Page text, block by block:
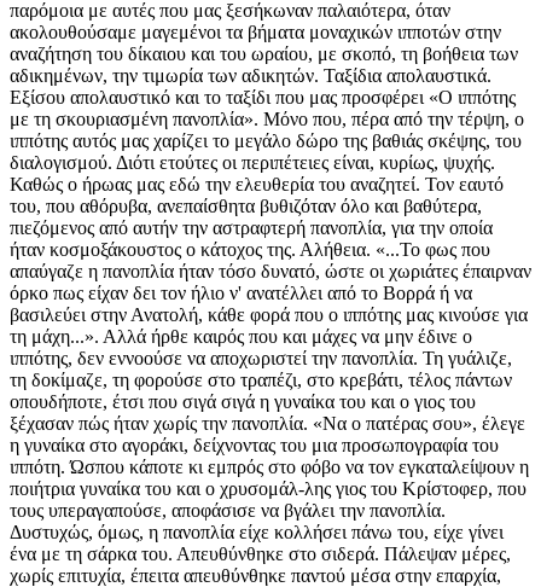
παρόμοια με αυτές που μας ξεσήκωναν παλαιότερα, όταν
ακολουθούσαμε μαγεμένοι τα βήματα μοναχικών ιπποτών στην
αναζήτηση του δίκαιου και του ωραίου, με σκοπό, τη βοήθεια των
αδικημένων, την τιμωρία των αδικητών. Ταξίδια απολαυστικά.
Εξίσου απολαυστικό και το ταξίδι που μας προσφέρει «Ο ιππότης
με τη σκουριασμένη πανοπλία». Μόνο που, πέρα από την τέρψη, ο
ιππότης αυτός μας χαρίζει το μεγάλο δώρο της βαθιάς σκέψης, του
διαλογισμού. Διότι ετούτες οι περιπέτειες είναι, κυρίως, ψυχής.
Καθώς ο ήρωας μας εδώ την ελευθερία του αναζητεί. Τον εαυτό
του, που αθόρυβα, ανεπαίσθητα βυθιζόταν όλο και βαθύτερα,
πιεζόμενος από αυτήν την αστραφτερή πανοπλία, για την οποία
ήταν κοσμοξάκουστος ο κάτοχος της. Αλήθεια. «...Το φως που
απαύγαζε η πανοπλία ήταν τόσο δυνατό, ώστε οι χωριάτες έπαιρναν
όρκο πως είχαν δει τον ήλιο ν' ανατέλλει από το Βορρά ή να
βασιλεύει στην Ανατολή, κάθε φορά που ο ιππότης μας κινούσε για
τη μάχη...». Αλλά ήρθε καιρός που και μάχες να μην έδινε ο
ιππότης, δεν εννοούσε να αποχωριστεί την πανοπλία. Τη γυάλιζε,
τη δοκίμαζε, τη φορούσε στο τραπέζι, στο κρεβάτι, τέλος πάντων
οπουδήποτε, έτσι που σιγά σιγά η γυναίκα του και ο γιος του
ξέχασαν πώς ήταν χωρίς την πανοπλία. «Να ο πατέρας σου», έλεγε
η γυναίκα στο αγοράκι, δείχνοντας του μια προσωπογραφία του
ιππότη. Ώσπου κάποτε κι εμπρός στο φόβο να τον εγκαταλείψουν η
ποιήτρια γυναίκα του και ο χρυσομάλ-λης γιος του Κρίστοφερ, που
τους υπεραγαπούσε, αποφάσισε να βγάλει την πανοπλία.
Δυστυχώς, όμως, η πανοπλία είχε κολλήσει πάνω του, είχε γίνει
ένα με τη σάρκα του. Απευθύνθηκε στο σιδερά. Πάλεψαν μέρες,
χωρίς επιτυχία, έπειτα απευθύνθηκε παντού μέσα στην επαρχία,